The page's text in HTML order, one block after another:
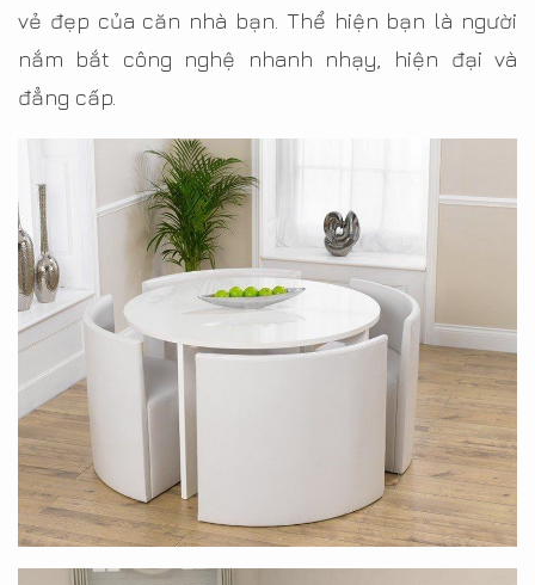
vẻ đẹp của căn nhà bạn. Thể hiện bạn là người
nắm bắt công nghệ nhanh nhạy, hiện đại và
đẳng cấp.